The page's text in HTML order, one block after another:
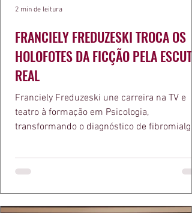
FRANCIELY FREDUZESKI TROCA OS
HOLOFOTES DA FICÇÃO PELA ESCUTA
REAL
Franciely Freduzeski une carreira na TV e
teatro à formação em Psicologia,
transformando o diagnóstico de fibromialgia
medalha Chiquinha Gonzaga.
2 min de leitura